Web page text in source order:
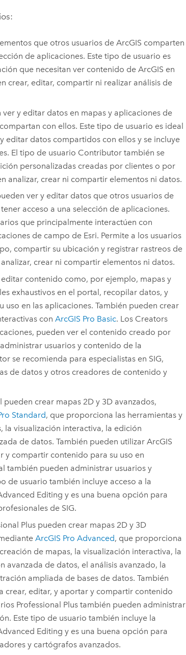
que otros usuarios de ArcGIS comparten
de aplicaciones. Este tipo de usuario es
que necesitan ver contenido de ArcGIS en
crear, editar, compartir ni realizar análisis de
y editar datos en mapas y aplicaciones de
con ellos. Este tipo de usuario es ideal
editar datos compartidos con ellos y se incluye
El tipo de usuario Contributortambién se
personalizadas creadas por clientes o por
analizar, crear ni compartir elementos ni datos.
ver y editar datos que otros usuarios de
acceso a una selección de aplicaciones.
que principalmente interactúen con
de campo de Esri. Permite a los usuarios
compartir su ubicación y registrar rastreos de
crear ni compartir elementos ni datos.
contenido como, por ejemplo, mapas y
exhaustivos en el portal, recopilar datos, y
uso en las aplicaciones. También pueden crear
con ArcGIS Pro Basic. Los Creators
pueden ver el contenido creado por
usuarios y contenido de la
se recomienda para especialistas en SIG,
de datos y otros creadores de contenido y
pueden crear mapas 2D y 3D avanzados,
Standard, que proporciona las herramientas y
visualización interactiva, la edición
de datos. También pueden utilizar ArcGIS
y compartir contenido para su uso en
también pueden administrar usuarios y
de usuario también incluye acceso a la
Editing y es una buena opción para
de SIG.
Pluspueden crear mapas 2D y 3D
ArcGIS Pro Advanced, que proporciona
de mapas, la visualización interactiva, la
avanzada de datos, el análisis avanzado, la
ampliada de bases de datos. También
crear, editar, y aportar y compartir contenido
Professional Plustambién pueden administrar
Este tipo de usuario también incluye la
Editing y es una buena opción para
y cartógrafos avanzados.